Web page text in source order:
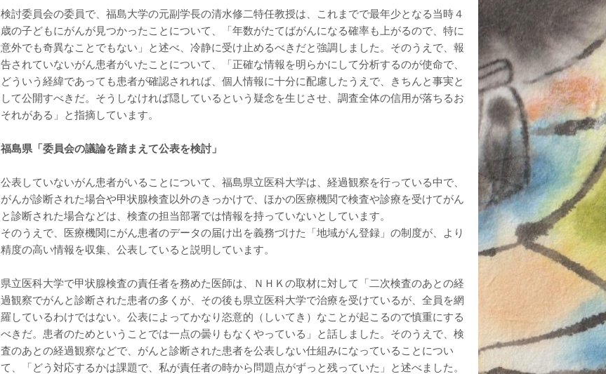
検討委員会の委員で、福島大学の元副学長の清水修二特任教授は、これまでで最年少となる当時４
歳の子どもにがんが見つかったことについて、「年数がたてばがんになる確率も上がるので、特に
意外でも奇異なことでもない」と述べ、冷静に受け止めるべきだと強調しました。そのうえで、報
告されていないがん患者がいたことについて、「正確な情報を明らかにして分析するのが使命で、
どういう経緯であっても患者が確認されれば、個人情報に十分に配慮したうえで、きちんと事実と
して公開すべきだ。そうしなければ隠しているという疑念を生じさせ、調査全体の信用が落ちるお
それがある」と指摘しています。
福島県「委員会の議論を踏まえて公表を検討」
公表していないがん患者がいることについて、福島県立医科大学は、経過観察を行っている中で、
がんが診断された場合や甲状腺検査以外のきっかけで、ほかの医療機関で検査や診療を受けてがん
と診断された場合などは、検査の担当部署では情報を持っていないとしています。
そのうえで、医療機関にがん患者のデータの届け出を義務づけた「地域がん登録」の制度が、より
精度の高い情報を収集、公表していると説明しています。
県立医科大学で甲状腺検査の責任者を務めた医師は、ＮＨＫの取材に対して「二次検査のあとの経
過観察でがんと診断された患者の多くが、その後も県立医科大学で治療を受けているが、全員を網
羅しているわけではない。公表によってかなり恣意的（しいてき）なことが起こるので慎重にする
べきだ。患者のためということでは一点の曇りもなくやっている」と話しました。そのうえで、検
査のあとの経過観察などで、がんと診断された患者を公表しない仕組みになっていることについ
て、「どう対応するかは課題で、私が責任者の時から問題点がずっと残っていた」と述べました。